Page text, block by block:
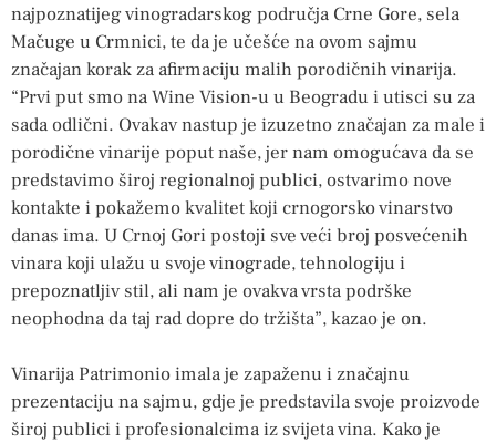
najpoznatijeg vinogradarskog područja Crne Gore, sela
Mačuge u Crmnici, te da je učešće na ovom sajmu
značajan korak za afirmaciju malih porodičnih vinarija.
“Prvi put smo na Wine Vision-u u Beogradu i utisci su za
sada odlični. Ovakav nastup je izuzetno značajan za male i
porodične vinarije poput naše, jer nam omogućava da se
predstavimo široj regionalnoj publici, ostvarimo nove
kontakte i pokažemo kvalitet koji crnogorsko vinarstvo
danas ima. U Crnoj Gori postoji sve veći broj posvećenih
vinara koji ulažu u svoje vinograde, tehnologiju i
prepoznatljiv stil, ali nam je ovakva vrsta podrške
neophodna da taj rad dopre do tržišta”, kazao je on.
Vinarija Patrimonio imala je zapaženu i značajnu
prezentaciju na sajmu, gdje je predstavila svoje proizvode
široj publici i profesionalcima iz svijeta vina. Kako je